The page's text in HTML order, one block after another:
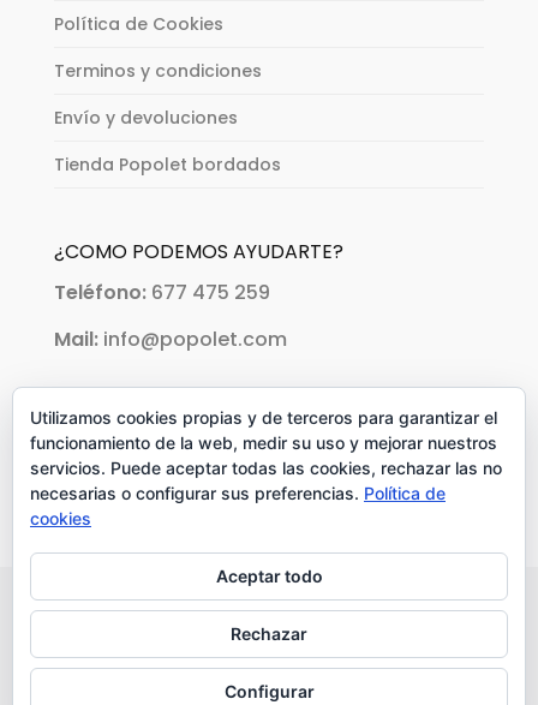
Política de Cookies
Terminos y condiciones
Envío y devoluciones
Tienda Popolet bordados
¿COMO PODEMOS AYUDARTE?
Teléfono:677 475 259
Mail:info@popolet.com
PAGOS ACEPTADOS:
Copyright © 2018 Popolet. Todos los
Utilizamos cookies propias y de terceros para garantizar el
funcionamiento de la web, medir su uso y mejorar nuestros
servicios. Puede aceptar todas las cookies, rechazar las no
necesarias o configurar sus preferencias. Política de
cookies
Aceptar todo
Rechazar
Configurar